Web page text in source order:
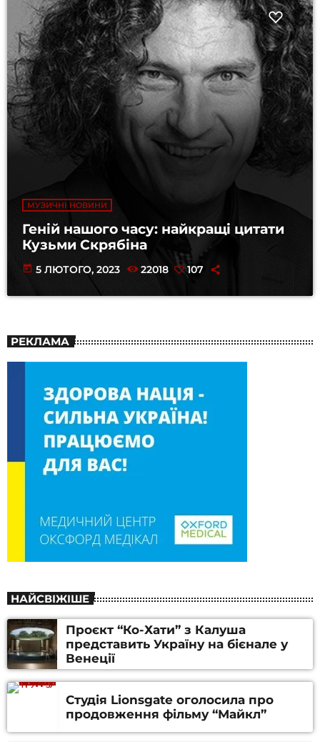
МУЗИЧНІ НОВИНИ
Геній нашого часу: найкращі цитати
Кузьми Скрябіна
today 5 ЛЮТОГО, 2023 22018 107
РЕКЛАМА
НАЙСВІЖІШЕ
Проєкт “Ко-Хати” з Калуша
представить Україну на бієнале у
Венеції
Студія Lionsgate оголосила про
продовження фільму “Майкл”